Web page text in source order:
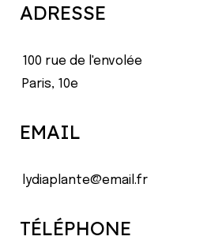
ADRESSE
100 rue de l'envolée
Paris, 10e
EMAIL
lydiaplante@email.fr
TÉLÉPHONE